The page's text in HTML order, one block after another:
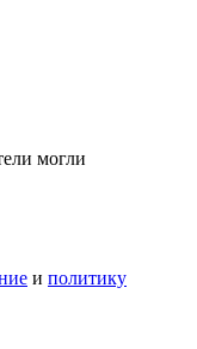
могли
и политику